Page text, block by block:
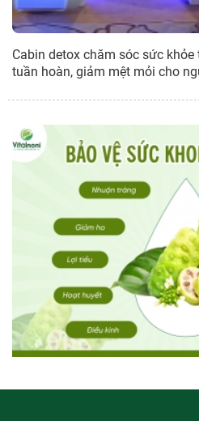
Cabin detox chăm sóc sức
tuần hoàn, giảm mệt mỏi cho